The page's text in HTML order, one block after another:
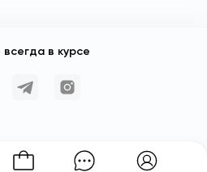
всегда в курсе